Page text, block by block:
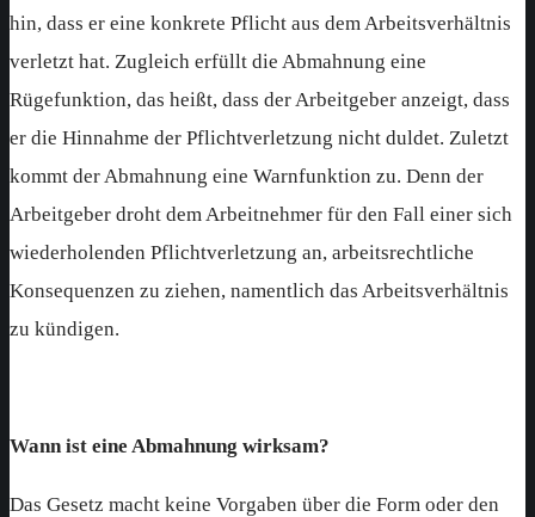
hin, dass er eine konkrete Pflicht aus dem Arbeitsverhältnis
verletzt hat. Zugleich erfüllt die Abmahnung eine
Rügefunktion, das heißt, dass der Arbeitgeber anzeigt, dass
er die Hinnahme der Pflichtverletzung nicht duldet. Zuletzt
kommt der Abmahnung eine Warnfunktion zu. Denn der
Arbeitgeber droht dem Arbeitnehmer für den Fall einer sich
wiederholenden Pflichtverletzung an, arbeitsrechtliche
Konsequenzen zu ziehen, namentlich das Arbeitsverhältnis
zu kündigen.
Wann ist eine Abmahnung wirksam?
Das Gesetz macht keine Vorgaben über die Form oder den